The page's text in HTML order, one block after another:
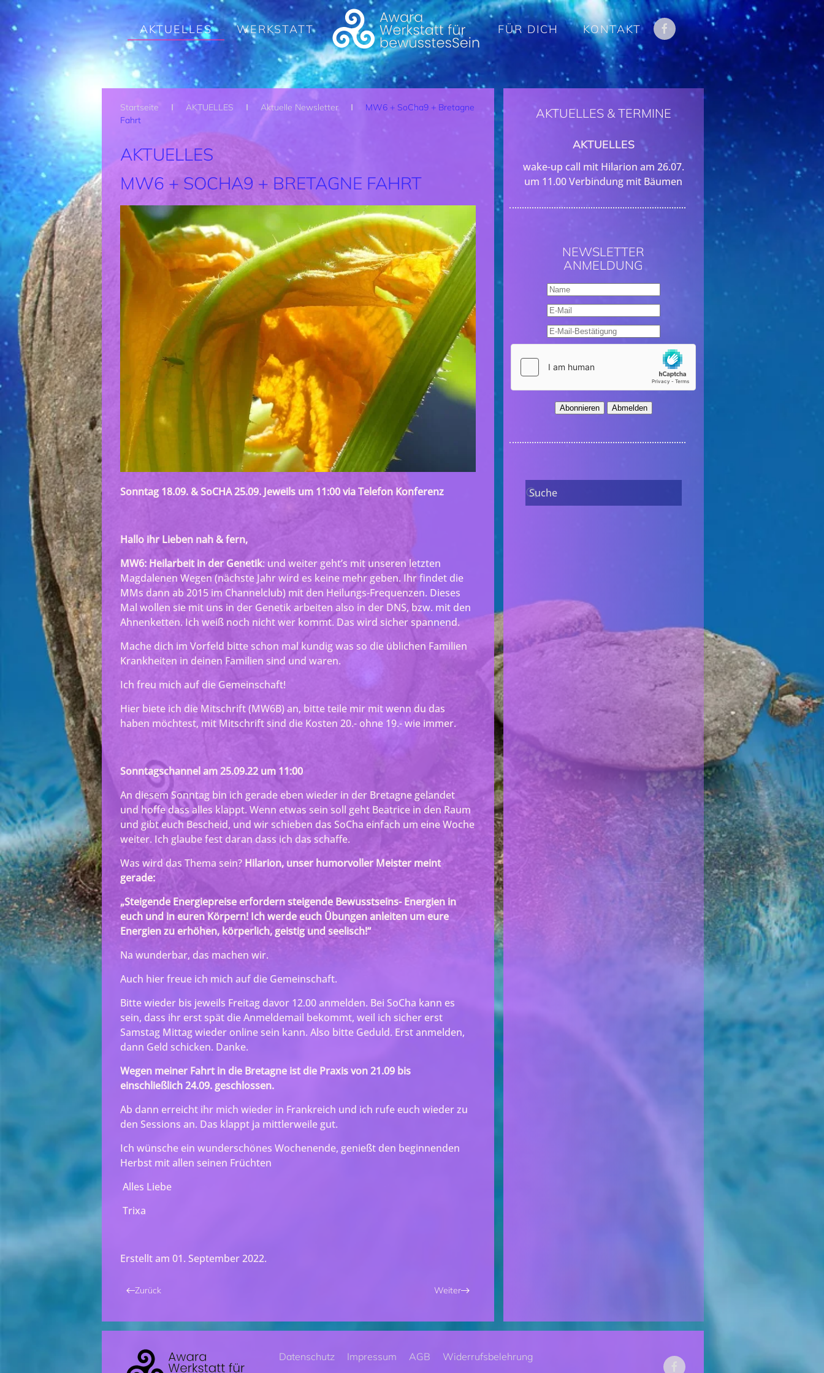
Zum Hauptinhalt springen AKTUELLES WERKSTATT FÜR DICH KONTAKT
Startseite AKTUELLES Aktuelle Newsletter
MW6 + SoCha9 + Bretagne
Fahrt
AKTUELLES
MW6 + SOCHA9 + BRETAGNE FAHRT
Sonntag 18.09. & SoCHA 25.09. Jeweils um 11:00 via Telefon Konferenz
Hallo ihr Lieben nah & fern,
MW6: Heilarbeit in der Genetik: und weiter geht’s mit unseren letzten
Magdalenen Wegen (nächste Jahr wird es keine mehr geben. Ihr findet die
MMs dann ab 2015 im Channelclub) mit den Heilungs-Frequenzen. Dieses
Mal wollen sie mit uns in der Genetik arbeiten also in der DNS, bzw. mit den
Ahnenketten. Ich weiß noch nicht wer kommt. Das wird sicher spannend.
Mache dich im Vorfeld bitte schon mal kundig was so die üblichen Familien
Krankheiten in deinen Familien sind und waren.
Ich freu mich auf die Gemeinschaft!
Hier biete ich die Mitschrift (MW6B) an, bitte teile mir mit wenn du das
haben möchtest, mit Mitschrift sind die Kosten 20.- ohne 19.- wie immer.
Sonntagschannel am 25.09.22 um 11:00
An diesem Sonntag bin ich gerade eben wieder in der Bretagne gelandet
und hoffe dass alles klappt. Wenn etwas sein soll geht Beatrice in den Raum
und gibt euch Bescheid, und wir schieben das SoCha einfach um eine Woche
weiter. Ich glaube fest daran dass ich das schaffe.
Was wird das Thema sein? Hilarion, unser humorvoller Meister meint
gerade:
„Steigende Energiepreise erfordern steigende Bewusstseins- Energien in
euch und in euren Körpern! Ich werde euch Übungen anleiten um eure
Energien zu erhöhen, körperlich, geistig und seelisch!“
Na wunderbar, das machen wir.
Auch hier freue ich mich auf die Gemeinschaft.
Bitte wieder bis jeweils Freitag davor 12.00 anmelden. Bei SoCha kann es
sein, dass ihr erst spät die Anmeldemail bekommt, weil ich sicher erst
Samstag Mittag wieder online sein kann. Also bitte Geduld. Erst anmelden,
dann Geld schicken. Danke.
Wegen meiner Fahrt in die Bretagne ist die Praxis von 21.09 bis
einschließlich 24.09. geschlossen.
Ab dann erreicht ihr mich wieder in Frankreich und ich rufe euch wieder zu
den Sessions an. Das klappt ja mittlerweile gut.
Ich wünsche ein wunderschönes Wochenende, genießt den beginnenden
Herbst mit allen seinen Früchten
Alles Liebe
Trixa
Erstellt am 01. September 2022.
Zurück Weiter
AKTUELLES & TERMINE
AKTUELLES
wake-up call mit Hilarion am 26.07.
um 11.00 Verbindung mit Bäumen
NEWSLETTER
ANMELDUNG
Abonnieren Abmelden
Datenschutz Impressum AGB
Widerrufsbelehrung